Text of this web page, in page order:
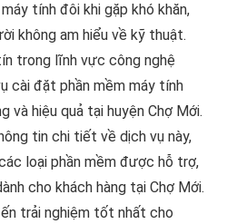
tính đôi khi gặp khó khăn,
không am hiểu về kỹ thuật.
trong lĩnh vực công nghệ
cài đặt phần mềm máy tính
và hiệu quả tại huyện Chợ Mới.
tin chi tiết về dịch vụ này,
loại phần mềm được hỗ trợ,
cho khách hàng tại Chợ Mới.
trải nghiệm tốt nhất cho